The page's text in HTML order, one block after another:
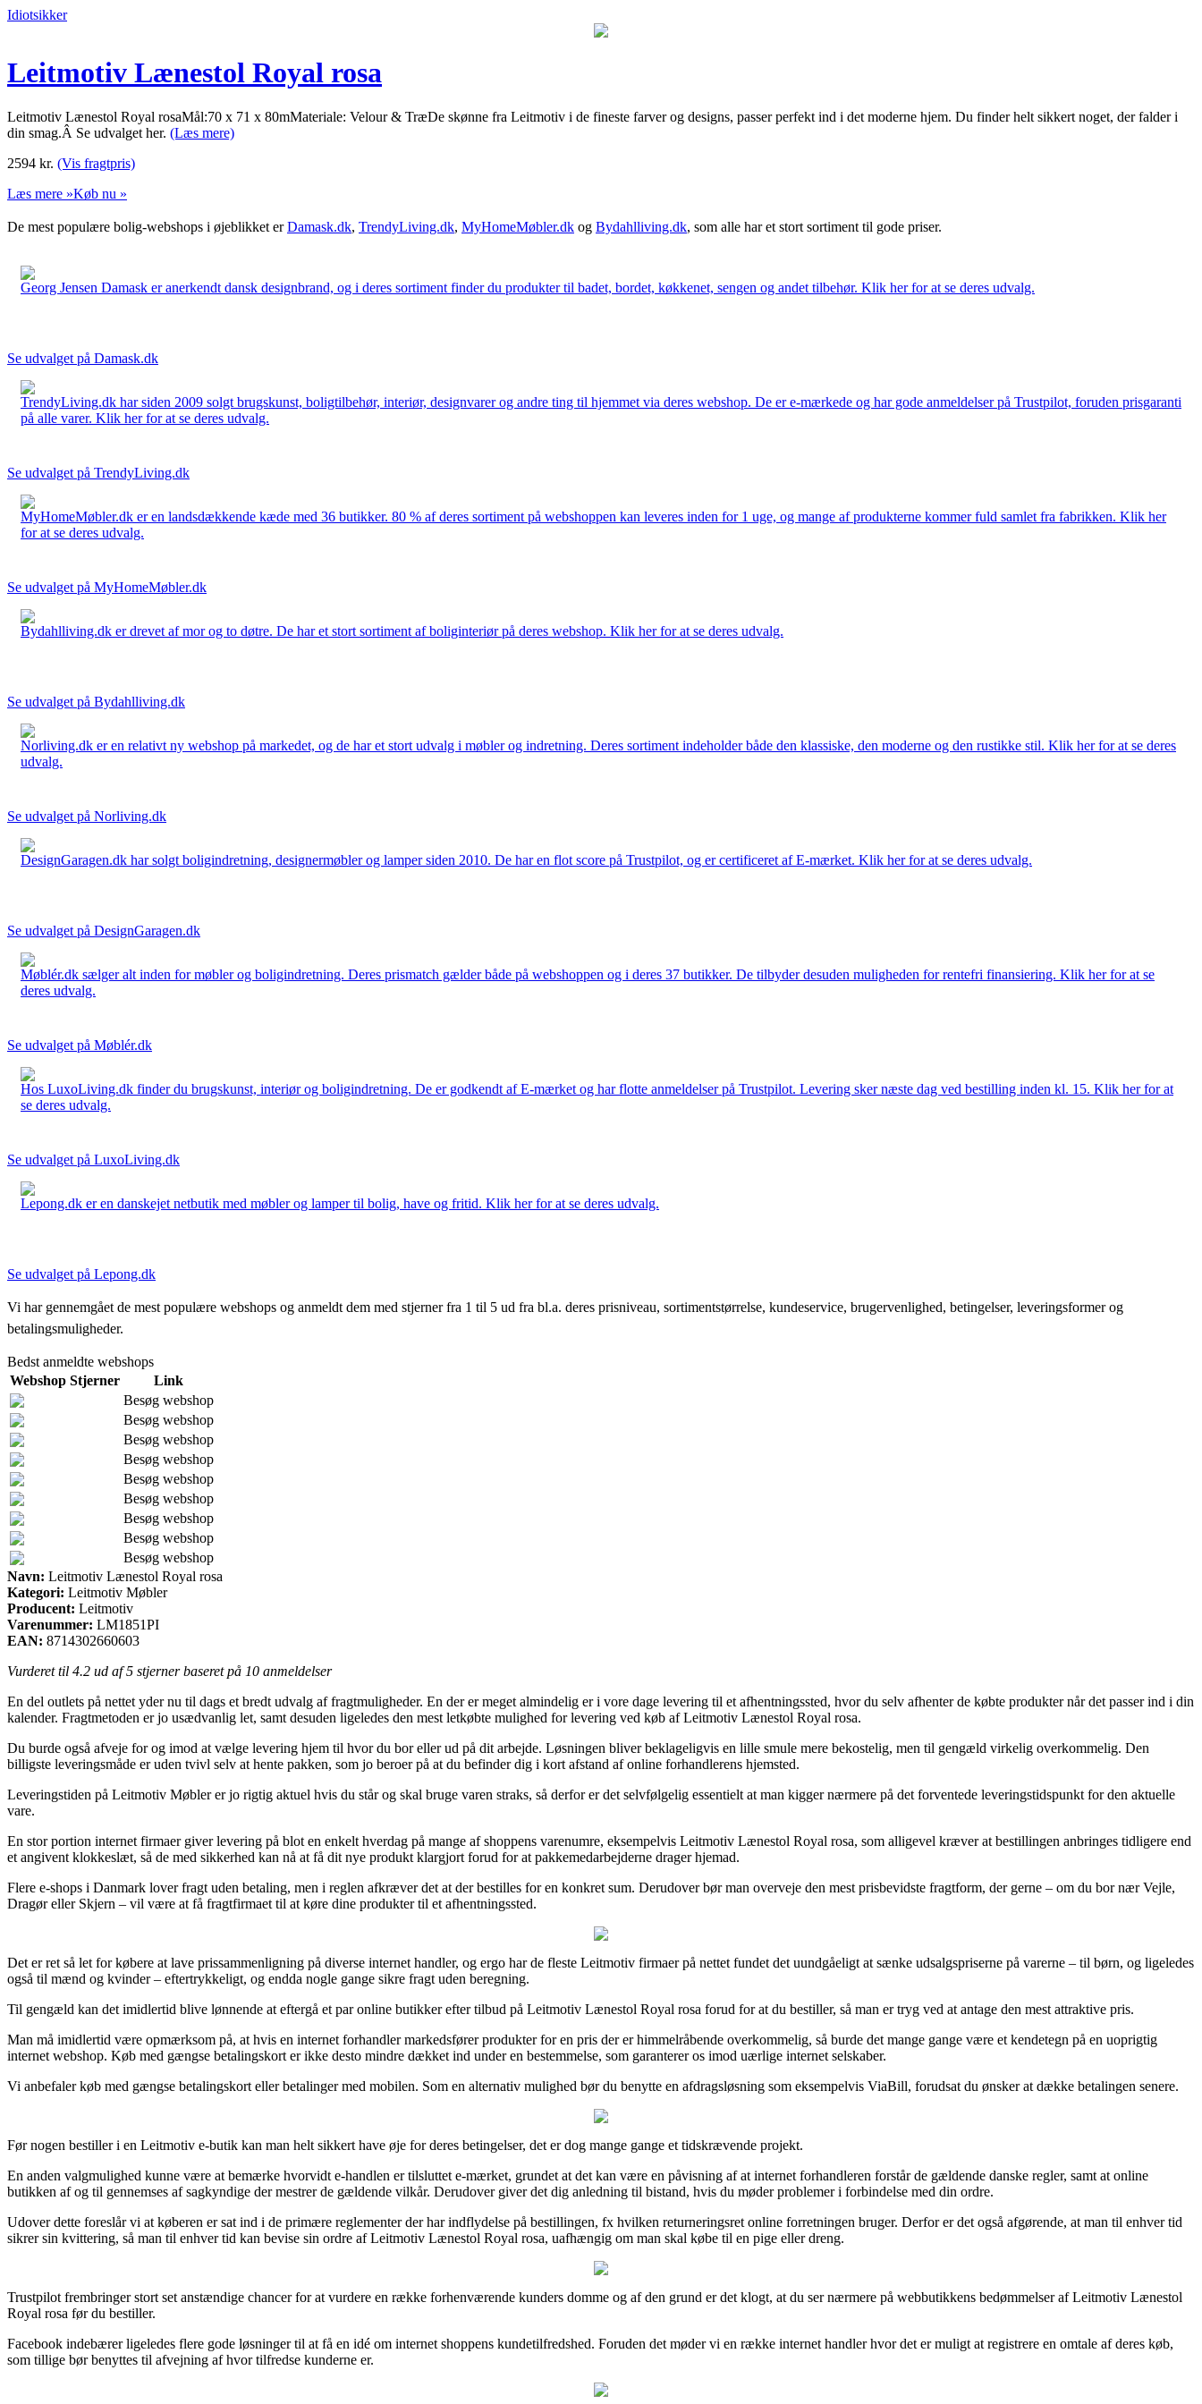
Idiotsikker
Leitmotiv Lænestol Royal rosa
Leitmotiv Lænestol Royal rosaMål:70 x 71 x 80mMateriale: Velour & TræDe skønne fra Leitmotiv i de fineste farver og designs, passer perfekt ind i det moderne hjem. Du finder helt sikkert noget, der falder i
din smag.Â Se udvalget her. (Læs mere)
2594 kr. (Vis fragtpris)
Læs mere »Køb nu »
De mest populære bolig-webshops i øjeblikket erDamask.dk, TrendyLiving.dk, MyHomeMøbler.dk og Bydahlliving.dk, som alle har et stort sortiment til gode priser.
Georg Jensen Damask er anerkendt dansk designbrand, og i deres sortiment finder du produkter til badet, bordet, køkkenet, sengen og andet tilbehør. Klik her for at se deres udvalg.
Se udvalget på Damask.dk
TrendyLiving.dk har siden 2009 solgt brugskunst, boligtilbehør, interiør, designvarer og andre ting til hjemmet via deres webshop. De er e-mærkede og har gode anmeldelser på Trustpilot, foruden prisgaranti
på alle varer. Klik her for at se deres udvalg.
Se udvalget på TrendyLiving.dk
MyHomeMøbler.dk er en landsdækkende kæde med 36 butikker. 80 % af deres sortiment på webshoppen kan leveres inden for 1 uge, og mange af produkterne kommer fuld samlet fra fabrikken. Klik her
for at se deres udvalg.
Se udvalget på MyHomeMøbler.dk
Bydahlliving.dk er drevet af mor og to døtre. De har et stort sortiment af boliginteriør på deres webshop. Klik her for at se deres udvalg.
Se udvalget på Bydahlliving.dk
Norliving.dk er en relativt ny webshop på markedet, og de har et stort udvalg i møbler og indretning. Deres sortiment indeholder både den klassiske, den moderne og den rustikke stil. Klik her for at se deres
udvalg.
Se udvalget på Norliving.dk
DesignGaragen.dk har solgt boligindretning, designermøbler og lamper siden 2010. De har en flot score på Trustpilot, og er certificeret af E-mærket. Klik her for at se deres udvalg.
Se udvalget på DesignGaragen.dk
Møblér.dk sælger alt inden for møbler og boligindretning. Deres prismatch gælder både på webshoppen og i deres 37 butikker. De tilbyder desuden muligheden for rentefri finansiering. Klik her for at se
deres udvalg.
Se udvalget på Møblér.dk
Hos LuxoLiving.dk finder du brugskunst, interiør og boligindretning. De er godkendt af E-mærket og har flotte anmeldelser på Trustpilot. Levering sker næste dag ved bestilling inden kl. 15. Klik her for at
se deres udvalg.
Se udvalget på LuxoLiving.dk
Lepong.dk er en danskejet netbutik med møbler og lamper til bolig, have og fritid. Klik her for at se deres udvalg.
Se udvalget på Lepong.dk
Vi har gennemgået de mest populære webshops og anmeldt dem med stjerner fra 1 til 5 ud fra bl.a. deres prisniveau, sortimentstørrelse, kundeservice, brugervenlighed, betingelser, leveringsformer og
betalingsmuligheder.
Bedst anmeldte webshops
Webshop Stjerner
Link
Besøg webshop
Besøg webshop
Besøg webshop
Besøg webshop
Besøg webshop
Besøg webshop
Besøg webshop
Besøg webshop
Besøg webshop
Navn: Leitmotiv Lænestol Royal rosa
Kategori: Leitmotiv Møbler
Producent: Leitmotiv
Varenummer: LM1851PI
EAN: 8714302660603
Vurderet til 4.2 ud af 5 stjerner baseret på 10 anmeldelser
En del outlets på nettet yder nu til dags et bredt udvalg af fragtmuligheder. En der er meget almindelig er i vore dage levering til et afhentningssted, hvor du selv afhenter de købte produkter når det passer ind i din
kalender. Fragtmetoden er jo usædvanlig let, samt desuden ligeledes den mest letkøbte mulighed for levering ved køb af Leitmotiv Lænestol Royal rosa.
Du burde også afveje for og imod at vælge levering hjem til hvor du bor eller ud på dit arbejde. Løsningen bliver beklageligvis en lille smule mere bekostelig, men til gengæld virkelig overkommelig. Den
billigste leveringsmåde er uden tvivl selv at hente pakken, som jo beroer på at du befinder dig i kort afstand af online forhandlerens hjemsted.
Leveringstiden på Leitmotiv Møbler er jo rigtig aktuel hvis du står og skal bruge varen straks, så derfor er det selvfølgelig essentielt at man kigger nærmere på det forventede leveringstidspunkt for den aktuelle
vare.
En stor portion internet firmaer giver levering på blot en enkelt hverdag på mange af shoppens varenumre, eksempelvis Leitmotiv Lænestol Royal rosa, som alligevel kræver at bestillingen anbringes tidligere end
et angivent klokkeslæt, så de med sikkerhed kan nå at få dit nye produkt klargjort forud for at pakkemedarbejderne drager hjemad.
Flere e-shops i Danmark lover fragt uden betaling, men i reglen afkræver det at der bestilles for en konkret sum. Derudover bør man overveje den mest prisbevidste fragtform, der gerne – om du bor nær Vejle,
Dragør eller Skjern – vil være at få fragtfirmaet til at køre dine produkter til et afhentningssted.
Det er ret så let for købere at lave prissammenligning på diverse internet handler, og ergo har de fleste Leitmotiv firmaer på nettet fundet det uundgåeligt at sænke udsalgspriserne på varerne – til børn, og ligeledes
også til mænd og kvinder – eftertrykkeligt, og endda nogle gange sikre fragt uden beregning.
Til gengæld kan det imidlertid blive lønnende at eftergå et par online butikker efter tilbud på Leitmotiv Lænestol Royal rosa forud for at du bestiller, så man er tryg ved at antage den mest attraktive pris.
Man må imidlertid være opmærksom på, at hvis en internet forhandler markedsfører produkter for en pris der er himmelråbende overkommelig, så burde det mange gange være et kendetegn på en uoprigtig
internet webshop. Køb med gængse betalingskort er ikke desto mindre dækket ind under en bestemmelse, som garanterer os imod uærlige internet selskaber.
Vi anbefaler køb med gængse betalingskort eller betalinger med mobilen. Som en alternativ mulighed bør du benytte en afdragsløsning som eksempelvis ViaBill, forudsat du ønsker at dække betalingen senere.
Før nogen bestiller i en Leitmotiv e-butik kan man helt sikkert have øje for deres betingelser, det er dog mange gange et tidskrævende projekt.
En anden valgmulighed kunne være at bemærke hvorvidt e-handlen er tilsluttet e-mærket, grundet at det kan være en påvisning af at internet forhandleren forstår de gældende danske regler, samt at online
butikken af og til gennemses af sagkyndige der mestrer de gældende vilkår. Derudover giver det dig anledning til bistand, hvis du møder problemer i forbindelse med din ordre.
Udover dette foreslår vi at køberen er sat ind i de primære reglementer der har indflydelse på bestillingen, fx hvilken returneringsret online forretningen bruger. Derfor er det også afgørende, at man til enhver tid
sikrer sin kvittering, så man til enhver tid kan bevise sin ordre af Leitmotiv Lænestol Royal rosa, uafhængig om man skal købe til en pige eller dreng.
Trustpilot frembringer stort set anstændige chancer for at vurdere en række forhenværende kunders domme og af den grund er det klogt, at du ser nærmere på webbutikkens bedømmelser af Leitmotiv Lænestol
Royal rosa før du bestiller.
Facebook indebærer ligeledes flere gode løsninger til at få en idé om internet shoppens kundetilfredshed. Foruden det møder vi en række internet handler hvor det er muligt at registrere en omtale af deres køb,
som tillige bør benyttes til afvejning af hvor tilfredse kunderne er.